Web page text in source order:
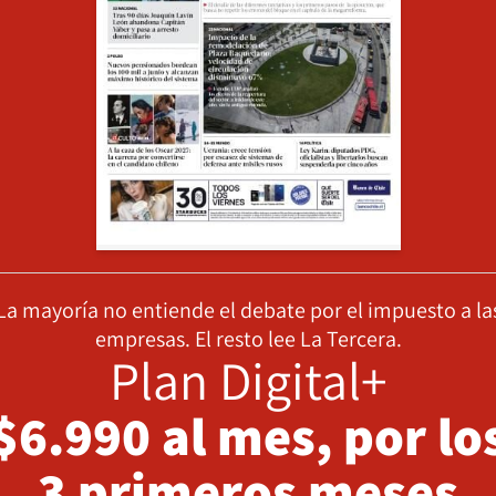
mayoría no entiende el debate por el impuesto a
empresas. El resto lee La Tercera.
Plan Digital+
al mes, por